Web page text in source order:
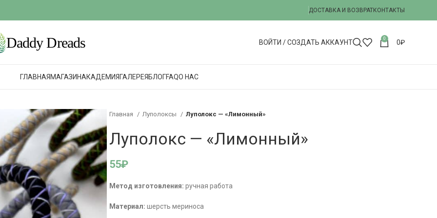
ДОСТАВКА И ВОЗВРАТКОНТАКТЫ
ВОЙТИ / СОЗДАТЬ АККАУНТ 0 0₽
ГЛАВНАЯ МАГАЗИНАКАДЕМИЯ ГАЛЕРЕЯ БЛОГFAQО НАС
Главная Луполоксы Луполокс — «Лимонный»
Луполокс — «Лимонный»
55₽
Метод изготовления: ручная работа
Материал: шерсть мериноса